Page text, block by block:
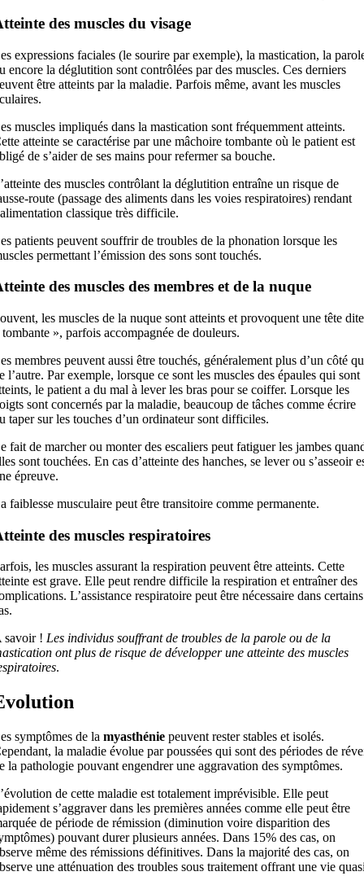
des muscles du visage
expressions faciales (le sourire par exemple), la mastication, la
encore la déglutition sont contrôlées par des muscles. Ces derniers
être atteints par la maladie. Parfois même, avant les muscles
muscles impliqués dans la mastication sont fréquemment atteints.
atteinte se caractérise par une mâchoire tombante où le patient est
de s’aider de ses mains pour refermer sa bouche.
des muscles contrôlant la déglutition entraîne un risque de
route (passage des aliments dans les voies respiratoires) rendant
classique très difficile.
patients peuvent souffrir de troubles de la phonation lorsque les
permettant l’émission des sons sont touchés.
des muscles des membres et de la nuque
les muscles de la nuque sont atteints et provoquent une tête dite
», parfois accompagnée de douleurs.
membres peuvent aussi être touchés, généralement plus d’un côté
l’autre. Par exemple, lorsque ce sont les muscles des épaules qui sont
le patient a du mal à lever les bras pour se coiffer. Lorsque les
sont concernés par la maladie, beaucoup de tâches comme écrire
taper sur les touches d’un ordinateur sont difficiles.
fait de marcher ou monter des escaliers peut fatiguer les jambes
sont touchées. En cas d’atteinte des hanches, se lever ou s’asseoir
épreuve.
faiblesse musculaire peut être transitoire comme permanente.
des muscles respiratoires
les muscles assurant la respiration peuvent être atteints. Cette
est grave. Elle peut rendre difficile la respiration et entraîner des
L’assistance respiratoire peut être nécessaire dans certains
savoir ! Les individus souffrant de troubles de la parole ou de la
ont plus de risque de développer une atteinte des muscles
.
symptômes de la myasthéniepeuvent rester stables et isolés.
la maladie évolue par poussées qui sont des périodes de
la pathologie pouvant engendrer une aggravation des symptômes.
de cette maladie est totalement imprévisible. Elle peut
s’aggraver dans les premières années comme elle peut être
de période de rémission (diminution voire disparition des
pouvant durer plusieurs années. Dans 15% des cas, on
même des rémissions définitives. Dans la majorité des cas, on
une atténuation des troubles sous traitement offrant une vie